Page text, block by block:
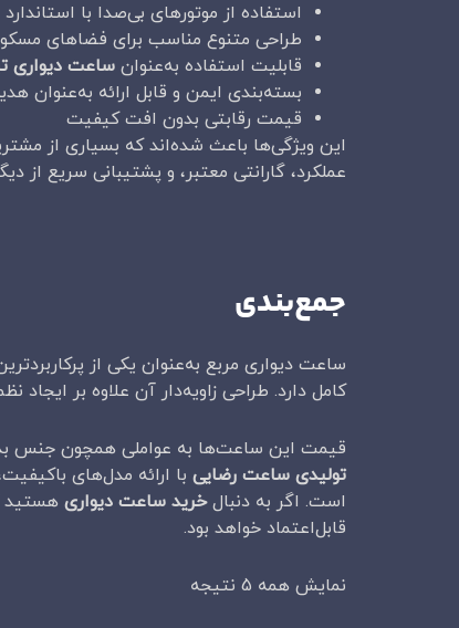
استفاده از موتورهای بی‌صدا با استاندارد
طراحی متنوع مناسب برای فضاهای
قابلیت استفاده به‌عنوان ساعت دیواری
بسته‌بندی ایمن و قابل ارائه به‌عنوان
قیمت رقابتی بدون افت کیفیت
این ویژگی‌ها باعث شده‌اند که بسیاری از
عملکرد، گارانتی معتبر، و پشتیبانی سریع از
جمع‌بندی
ساعت دیواری مربع به‌عنوان یکی از
کامل دارد. طراحی زاویه‌دار آن علاوه بر
قیمت این ساعت‌ها به عواملی همچون جنس
تولیدی ساعت رضایی با ارائه مدل‌های
است. اگر به دنبالخرید ساعت دیواری هستید
قابل‌اعتماد خواهد بود.
نمایش همه 5 نتیجه